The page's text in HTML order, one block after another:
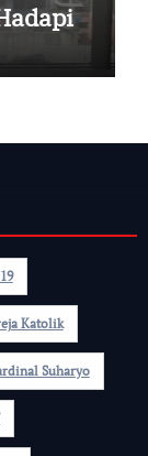
Katolik
Suharyo